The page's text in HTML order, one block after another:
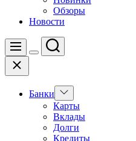
Обзоры
Новости
Меню
Цвет
Поиск
Закрыть
Банки
Показать
подменю
Карты
Вклады
Долги
Кредиты